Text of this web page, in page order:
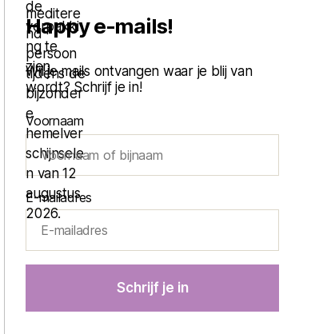
Happy e-mails!
Wil je mails ontvangen waar je blij van
wordt? Schrijf je in!
Voornaam
E-mailadres